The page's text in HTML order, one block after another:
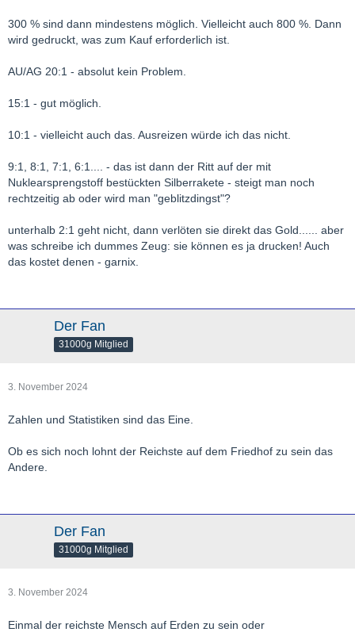
300 % sind dann mindestens möglich. Vielleicht auch 800 %. Dann
wird gedruckt, was zum Kauf erforderlich ist.
AU/AG 20:1 - absolut kein Problem.
15:1 - gut möglich.
10:1 - vielleicht auch das. Ausreizen würde ich das nicht.
9:1, 8:1, 7:1, 6:1.... - das ist dann der Ritt auf der mit
Nuklearsprengstoff bestückten Silberrakete - steigt man noch
rechtzeitig ab oder wird man "geblitzdingst"?
unterhalb 2:1 geht nicht, dann verlöten sie direkt das Gold...... aber
was schreibe ich dummes Zeug: sie können es ja drucken! Auch
das kostet denen - garnix.
Der Fan
31000g Mitglied
3. November 2024
Zahlen und Statistiken sind das Eine.
Ob es sich noch lohnt der Reichste auf dem Friedhof zu sein das
Andere.
Der Fan
31000g Mitglied
3. November 2024
Einmal der reichste Mensch auf Erden zu sein oder